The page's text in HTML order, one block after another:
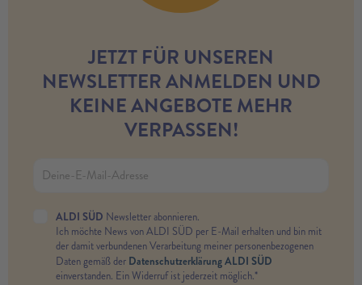
JETZT FÜR UNSEREN
NEWSLETTER ANMELDEN UND
KEINE ANGEBOTE MEHR
VERPASSEN!
ALDI SÜD Newsletter abonnieren.
Ich möchte News von ALDI SÜD per E-Mail erhalten und bin mit
der damit verbundenen Verarbeitung meiner personenbezogenen
Daten gemäß der Datenschutzerklärung ALDI SÜD
einverstanden. Ein Widerruf ist jederzeit möglich.*